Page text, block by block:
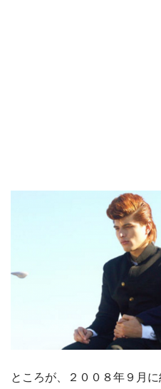
ところが、２００８年９月